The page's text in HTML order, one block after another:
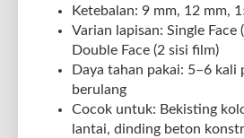
Ketebalan: 9 mm, 12 mm,
Varian lapisan: Single Face
Double Face (2 sisi film)
Daya tahan pakai: 5–6 kali
berulang
Cocok untuk: Bekisting
lantai, dinding beton